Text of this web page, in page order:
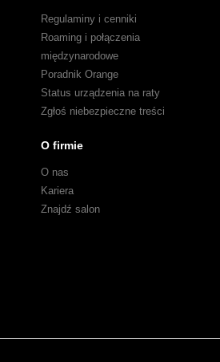
Regulaminy i cenniki
Roaming i połączenia
międzynarodowe
Poradnik Orange
Status urządzenia na raty
Zgłoś niebezpieczne treści
O firmie
O nas
Kariera
Znajdź salon